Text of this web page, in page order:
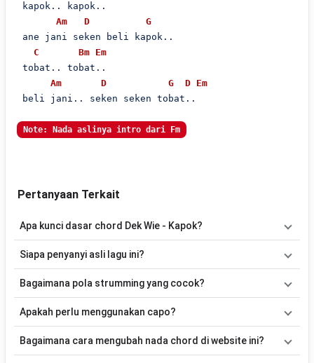
kapok.. kapok..
Am
D
G
ane jani seken beli kapok..
C
Bm
Em
tobat.. tobat..
Am
D G D
Em
beli jani.. seken seken tobat..
Note: Nada aslinya intro dari Fm
Pertanyaan Terkait
Apa kunci dasar chord Dek Wie - Kapok?
Versi chord ini telah disederhanakan sehingga lebih mudah
memainkan lagu ini.
Siapa penyanyi asli lagu ini?
halaman ini tersedia versi chord gitar yang lebih mudah dimainkan
Bagaimana pola strumming yang cocok?
acuan, kamu dapat menggunakan pola
laguKapok.
Apakah perlu menggunakan capo?
kunci dasarEm. Jika ingin mengikuti nada asli penyanyi, kamu
Bagaimana cara mengubah nada chord di website ini?